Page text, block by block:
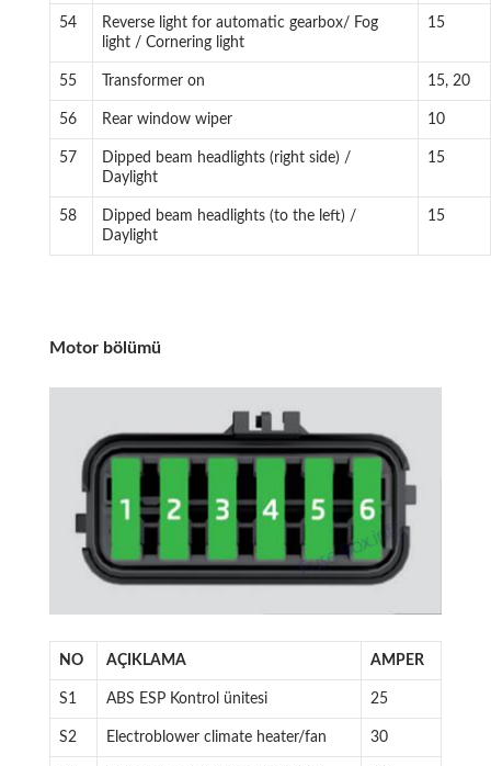
54
Reverse light for automatic gearbox/ Fog
light / Cornering light
15
55 Transformer on 15, 20
56 Rear window wiper 10
57
Dipped beam headlights (right side) /
Daylight
15
58
Dipped beam headlights (to the left) /
Daylight
15
Motor bölümü
NO AÇIKLAMA AMPER
S1 ABS ESP Kontrol ünitesi 25
S2 Electroblower climate heater/fan 30